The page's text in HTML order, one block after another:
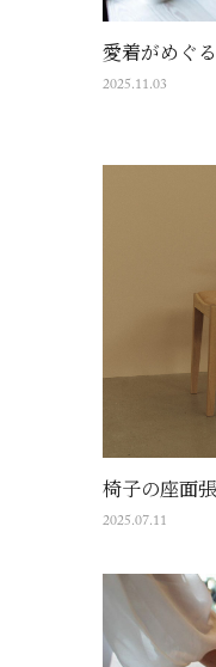
愛着がめぐ
2025.11.03
椅子の座面
2025.07.11